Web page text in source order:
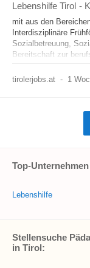
Lebenshilfe Tirol -
mit aus den
Interdisziplinäre
Sozialbetreuung,
Bereitschaft zur
tirolerjobs.at - 1
Top-
Lebenshilfe
Stellensuche
in Tirol: